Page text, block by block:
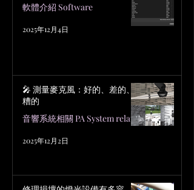
軟體介紹 Software
2025年12月4日
🎤 測量麥克風：好的、差的、
糟的
音響系統相關 PA System related
2025年12月2日